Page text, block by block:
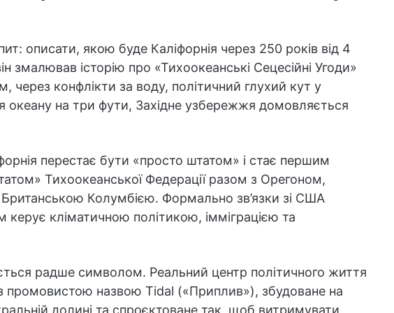
описати, якою буде Каліфорнія через 250 років від 4
змалював історію про «Тихоокеанські Сецесійні Угоди»
через конфлікти за воду, політичний глухий кут у
океану на три фути, Західне узбережжя домовляється
перестає бути «просто штатом» і стає першим
Тихоокеанської Федерації разом з Орегоном,
Колумбією. Формально зв’язки зі США
керує кліматичною політикою, імміграцією та
радше символом. Реальний центр політичного життя
промовистою назвою Tidal («Приплив»), збудоване на
долині та спроєктоване так, щоб витримувати